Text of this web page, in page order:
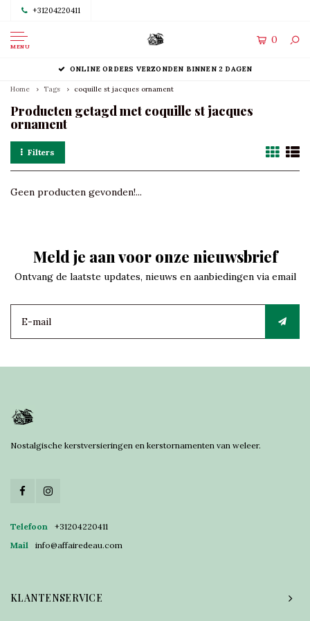
+31204220411
MENU
0
ONLINE ORDERS VERZONDEN BINNEN 2 DAGEN
Home Tags coquille st jacques ornament
Producten getagd met coquille st jacques
ornament
Filters
Geen producten gevonden!...
Meld je aan voor onze nieuwsbrief
Ontvang de laatste updates, nieuws en aanbiedingen via email
Nostalgische kerstversieringen en kerstornamenten van weleer.
Telefoon
+31204220411
Mail
info@affairedeau.com
KLANTENSERVICE